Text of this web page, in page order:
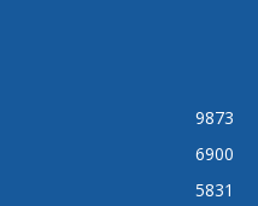
9873
6900
5831